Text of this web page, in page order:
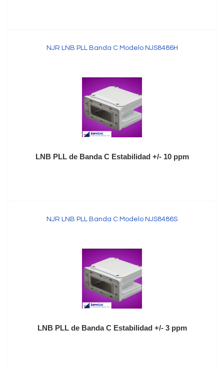
NJR LNB PLL Banda C Modelo NJS8486H
LNB PLL de Banda C Estabilidad +/- 10 ppm
NJR LNB PLL Banda C Modelo NJS8486S
LNB PLL de Banda C Estabilidad +/- 3 ppm